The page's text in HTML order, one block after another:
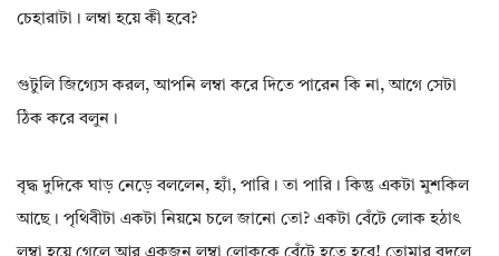
চেহারাটা। লম্বা হয়ে কী হবে?
গুটুলি জিগ্যেস করল, আপনি লম্বা করে দিতে পারেন কি না, আগে সেটা
ঠিক করে বলুন।
বৃদ্ধ দুদিকে ঘাড় নেড়ে বললেন, হ্যাঁ, পারি। তা পারি। কিন্তু একটা মুশকিল
আছে। পৃথিবীটা একটা নিয়মে চলে জানো তো? একটা বেঁটে লোক হঠাৎ